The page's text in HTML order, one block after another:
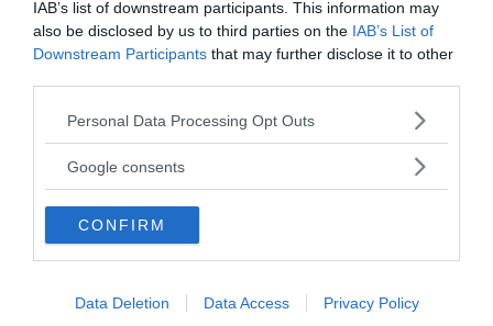
IAB’s list of downstream participants. This information may
also be disclosed by us to third parties on the IAB’s List of
Downstream Participants that may further disclose it to other
Please note that this website/app uses one or more Google
not limited to your visit or usage behaviour. You may click to
use your data for below specified purposes in below Google
consent section.
Personal Data Processing Opt Outs
Google consents
CONFIRM
Data Deletion Data Access Privacy Policy
MEDIA PARTNERS